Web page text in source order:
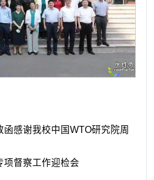
函感谢我校中国WTO研究院周
项督察工作迎检会